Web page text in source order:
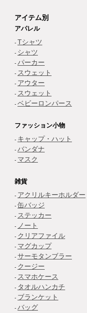
アイテム別
アパレル
Tシャツ
シャツ
パーカー
スウェット
アウター
スウェット
ベビーロンパース
ファッション小物
キャップ・ハット
バンダナ
マスク
雑貨
アクリルキーホルダー
缶バッジ
ステッカー
ノート
クリアファイル
マグカップ
サーモタンブラー
クージー
スマホケース
タオルハンカチ
ブランケット
バッグ